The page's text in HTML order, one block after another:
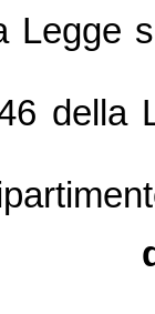
Legge
della